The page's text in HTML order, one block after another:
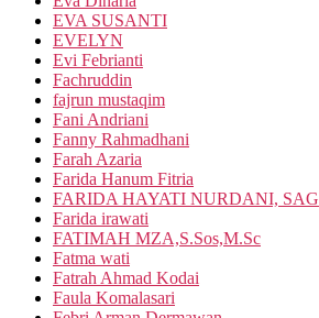
EVA SUSANTI
EVELYN
Evi Febrianti
Fachruddin
fajrun mustaqim
Fani Andriani
Fanny Rahmadhani
Farah Azaria
Farida Hanum Fitria
FARIDA HAYATI NURDANI, SAG
Farida irawati
FATIMAH MZA,S.Sos,M.Sc
Fatma wati
Fatrah Ahmad Kodai
Faula Komalasari